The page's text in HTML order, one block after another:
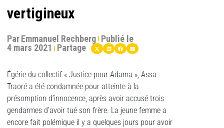
vertigineux
ParEmmanuel Rechberg Publié le
4 mars 2021
Partage
Égérie du collectif « Justice pour Adama », Assa
Traoré a été condamnée pour atteinte à la
présomption d’innocence, après avoir accusé trois
gendarmes d’avoir tué son frère. La jeune femme a
encore fait polémique il y a quelques jours pour avoir